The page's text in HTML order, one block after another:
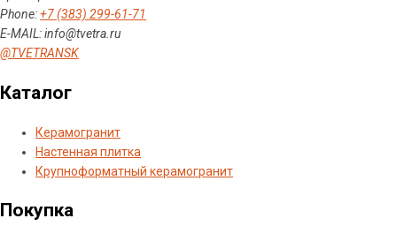
Phone:+7 (383) 299-61-71
E-MAIL: info@tvetra.ru
@TVETRANSK
Каталог
Керамогранит
Настенная плитка
Крупноформатный керамогранит
Покупка